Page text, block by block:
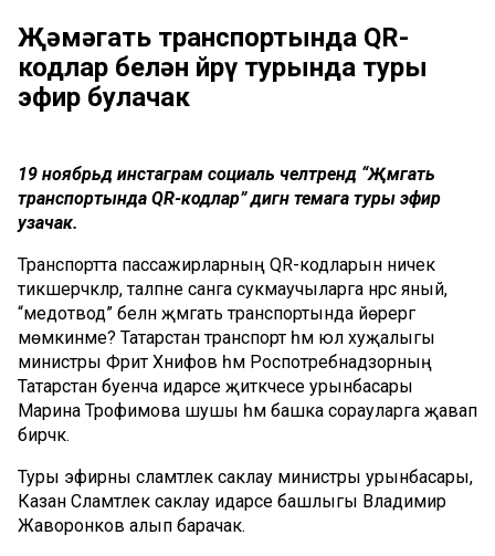
Җәмәгать транспортында QR-
кодлар белән йөрү турында туры
эфир булачак
19 ноябрьдә инстаграм социаль челтәрендә “Җәмәгать
транспортында QR-кодлар” дигән темага туры эфир
узачак.
Транспортта пассажирларның QR-кодларын ничек
тикшерәчәкләр, таләпне санга сукмаучыларга нәрсә яный,
“медотвод” белән җәмәгать транспортында йөрергә
мөмкинме? Татарстан транспорт һәм юл хуҗалыгы
министры Фәрит Хәнифов һәм Роспотребнадзорның
Татарстан буенча идарәсе җитәкчесе урынбасары
Марина Трофимова шушы һәм башка сорауларга җавап
бирәчәк.
Туры эфирны сәламәтлек саклау министры урынбасары,
Казан Сәламәтлек саклау идарәсе башлыгы Владимир
Жаворонков алып барачак.